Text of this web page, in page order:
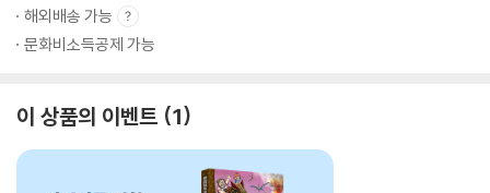
해외배송 가능
문화비소득공제 가능
이 상품의 이벤트 1